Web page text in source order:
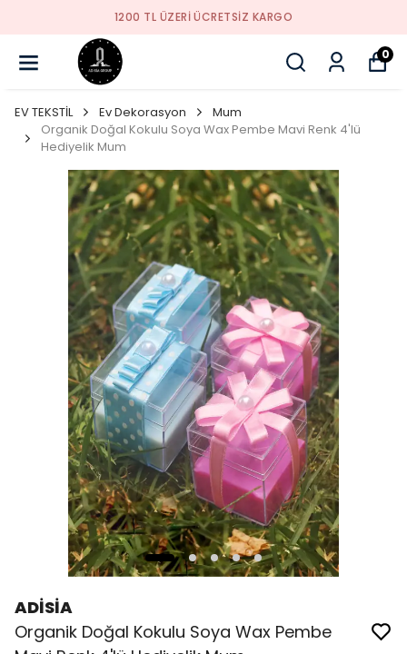
YENI SEZON ÜRÜNLER
0
EV TEKSTİL Ev Dekorasyon
Mum
Organik Doğal Kokulu Soya Wax Pembe Mavi Renk 4'lü
Hediyelik Mum
ADİSİA
Organik Doğal Kokulu Soya Wax Pembe